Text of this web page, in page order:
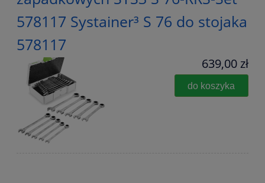
578117 Systainer³ S 76 do stojaka
578117
639,00 zł
do koszyka